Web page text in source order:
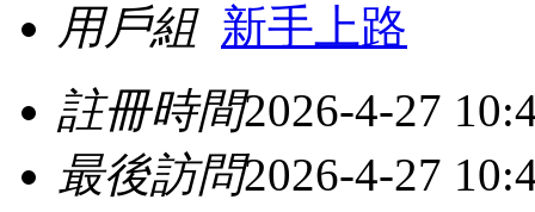
用戶組 新手上路
註冊時間2026-4-27
最後訪問2026-4-27